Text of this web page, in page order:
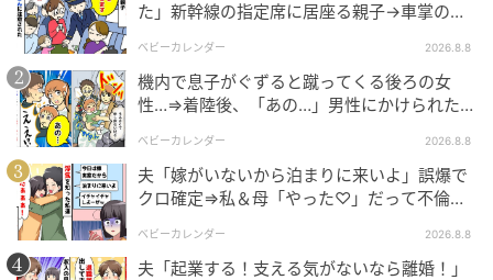
た」新幹線の指定席に居座る親子→車掌の注
ベビーカレンダー 2026.8.8
機内で息子がぐずると蹴ってくる後ろの女
性…⇒着陸後、「あの…」男性にかけられた驚
ベビーカレンダー 2026.8.8
夫「嫁がいないから泊まりに来いよ」誤爆で
クロ確定⇒私＆母「やった♡」だって不倫相
ベビーカレンダー 2026.8.8
夫「起業する！支える気がないなら離婚！」